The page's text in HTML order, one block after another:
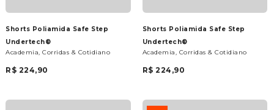
Shorts Poliamida Safe Step
Undertech®
Academia, Corridas & Cotidiano
R$ 224,90
Shorts Poliamida Safe Step
Undertech®
Academia, Corridas & Cotidiano
R$ 224,90